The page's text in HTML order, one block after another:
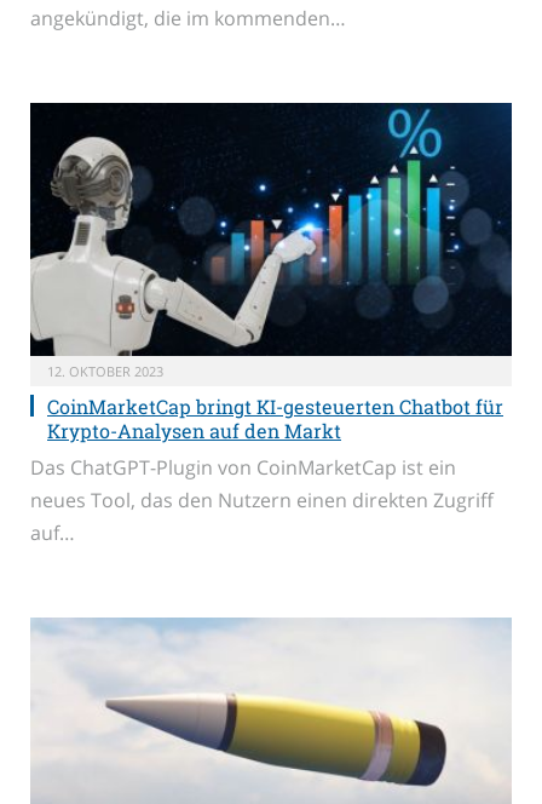
angekündigt, die im kommenden…
12. OKTOBER 2023
CoinMarketCap bringt KI-gesteuerten Chatbot für
Krypto-Analysen auf den Markt
Das ChatGPT-Plugin von CoinMarketCap ist ein
neues Tool, das den Nutzern einen direkten Zugriff
auf…